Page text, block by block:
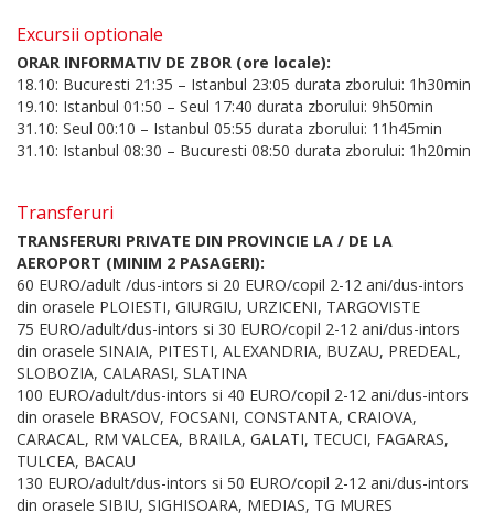
Excursii optionale
ORAR INFORMATIV DE ZBOR (ore locale):
18.10: Bucuresti 21:35 – Istanbul 23:05 durata zborului: 1h30min
19.10: Istanbul 01:50 – Seul 17:40 durata zborului: 9h50min
31.10: Seul 00:10 – Istanbul 05:55 durata zborului: 11h45min
31.10: Istanbul 08:30 – Bucuresti 08:50 durata zborului: 1h20min
Transferuri
TRANSFERURI PRIVATE DIN PROVINCIE LA / DE LA
AEROPORT (MINIM 2 PASAGERI):
60 EURO/adult /dus-intors si 20 EURO/copil 2-12 ani/dus-intors
din orasele PLOIESTI, GIURGIU, URZICENI, TARGOVISTE
75 EURO/adult/dus-intors si 30 EURO/copil 2-12 ani/dus-intors
din orasele SINAIA, PITESTI, ALEXANDRIA, BUZAU, PREDEAL,
SLOBOZIA, CALARASI, SLATINA
100 EURO/adult/dus-intors si 40 EURO/copil 2-12 ani/dus-intors
din orasele BRASOV, FOCSANI, CONSTANTA, CRAIOVA,
CARACAL, RM VALCEA, BRAILA, GALATI, TECUCI, FAGARAS,
TULCEA, BACAU
130 EURO/adult/dus-intors si 50 EURO/copil 2-12 ani/dus-intors
din orasele SIBIU, SIGHISOARA, MEDIAS, TG MURES